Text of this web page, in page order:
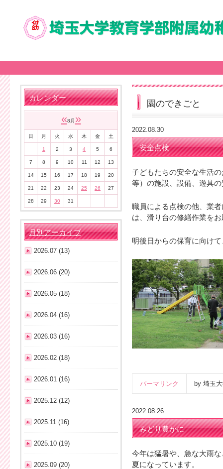
園のできごと
2022.08.30
安全点検
子どもたちの安全な生活
等）の施設、設備、遊具
職員による点検の他、業
は、滑り台の修繕作業を
明後日からの保育に向け
パーマリンク by 埼玉
2022.08.26
みどり豊かに
今年は猛暑や、急な大雨
夏になっています。
カレンダー
«8月 »
日 月 火 水 木 金 土
1 2 3 4 5 6
7 8 9 10 11 12 13
14 15 16 17 18 19 20
21 22 23 24 25 26 27
28 29 30 31
月別アーカイブ
2026.07 (13)
2026.06 (20)
2026.05 (18)
2026.04 (16)
2026.03 (16)
2026.02 (18)
2026.01 (16)
2025.12 (12)
2025.11 (16)
2025.10 (19)
2025.09 (20)